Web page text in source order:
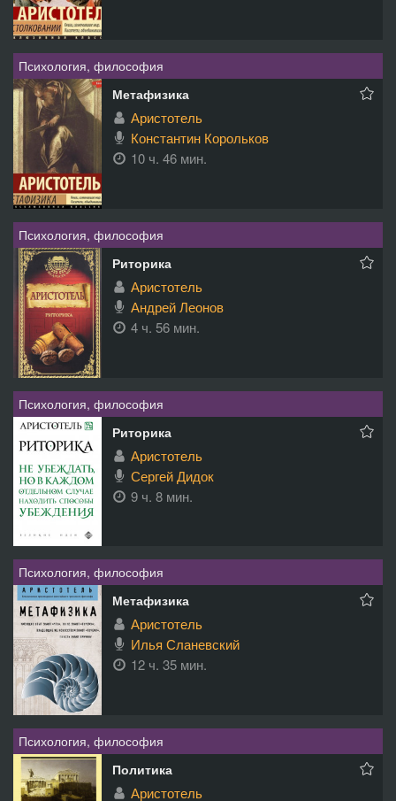
Психология, философия
Метафизика
Аристотель
Константин Корольков
10 ч. 46 мин.
Психология, философия
Риторика
Аристотель
Андрей Леонов
4 ч. 56 мин.
Психология, философия
Риторика
Аристотель
Сергей Дидок
9 ч. 8 мин.
Психология, философия
Метафизика
Аристотель
Илья Сланевский
12 ч. 35 мин.
Психология, философия
Политика
Аристотель